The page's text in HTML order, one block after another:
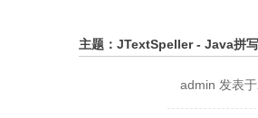
主题：JTextSpeller - Java拼
admin 发表